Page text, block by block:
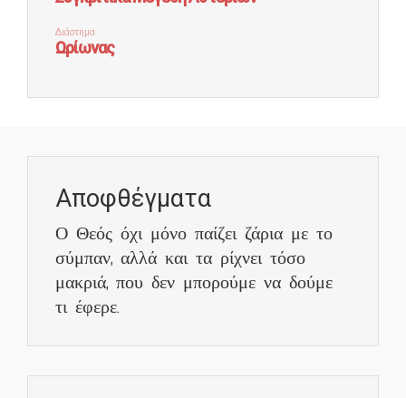
Αποφθέγματα
Ο Θεός όχι μόνο παίζει ζάρια με το
σύμπαν, αλλά και τα ρίχνει τόσο
μακριά, που δεν μπορούμε να δούμε
τι έφερε.